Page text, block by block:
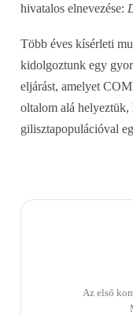
hivatalos elnevezése:
Több éves kísérleti
kidolgoztunk egy
eljárást, amelyet
oltalom alá helyeztük,
gilisztapopulációval
Az első